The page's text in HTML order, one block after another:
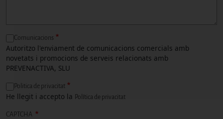
Comunicacions
Autoritzo l'enviament de comunicacions comercials amb
novetats i promocions de serveis relacionats amb
PREVENACTIVA, SLU
Politica de privacitat
He llegit i accepto la Política de privacitat
CAPTCHA